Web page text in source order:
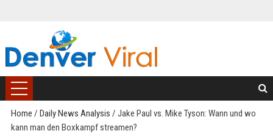
Home / Daily News Analysis / Jake Paul vs. Mike Tyson: Wann und wo
kann man den Boxkampf streamen?